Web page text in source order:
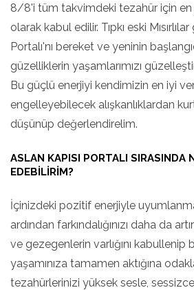
8/8'i tüm takvimdeki tezahür için en
olarak kabul edilir. Tıpkı eski
Portalı'nı bereket ve yeninin
güzelliklerin yaşamlarımızı
Bu güçlü enerjiyi kendimizin en iyi
engelleyebilecek alışkanlıklardan
düşünüp değerlendirelim.
ASLAN KAPISI PORTALI SIRASINDA
EDEBILIRIM?
İçinizdeki pozitif enerjiyle
ardından farkındalığınızı daha da
ve gezegenlerin varlığını kabullenip
yaşamınıza tamamen aktığına
tezahürlerinizi yüksek sesle,